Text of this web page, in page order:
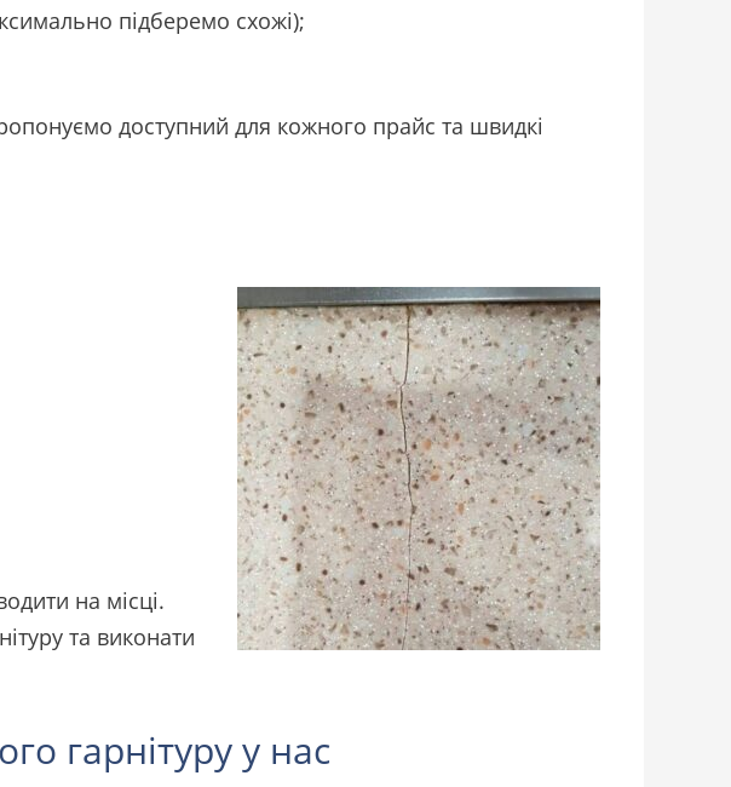
підберемо схожі);
доступний для кожного прайс та швидкі
на місці.
та виконати
гарнітуру у нас